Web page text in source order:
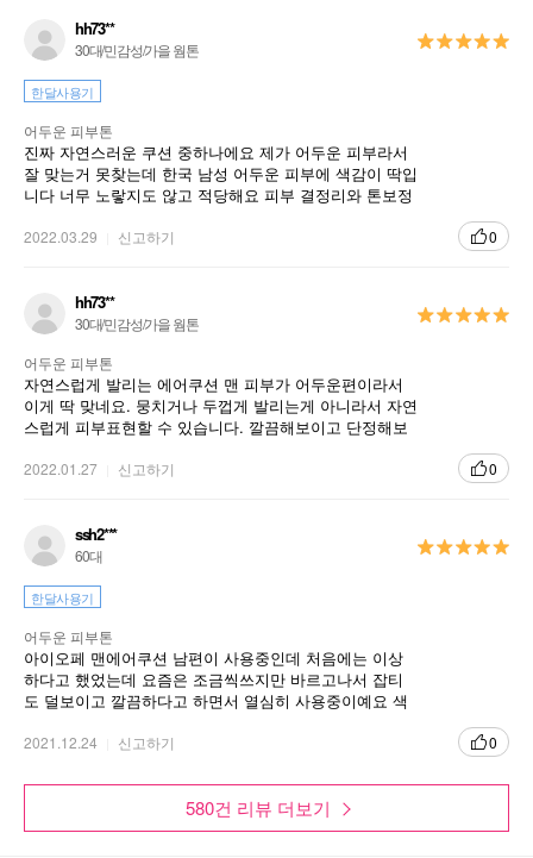
1 남성 피부 특징을 고려한 2 step 피부 스타일링
2 step : 피지 조절 파우더로 번들거임 없이 보송한 마무리
2 건강한 피부 케어
자외선과 미세먼지로부터 피부를 강력하게 보호하여 유해환경으
제품특징 사용방법
1. 용기 측면의 버튼을 눌러 뚜껑을 열어 줍니다.
2. 처음 사용하실 경우, 내캡 뚜껑을 열고 스티커
hh73**
30대/민감성/가을 웜톤
한달사용기
어두운 피부톤
진짜 자연스러운 쿠션 중하나에요 제가 어두운 피부라서
잘 맞는거 못찾는데 한국 남성 어두운 피부에 색감이 딱입
니다 너무 노랗지도 않고 적당해요 피부 결정리와 톤보정
2022.03.29 신고하기 0
hh73**
30대/민감성/가을 웜톤
어두운 피부톤
자연스럽게 발리는 에어쿠션 맨 피부가 어두운편이라서
이게 딱 맞네요. 뭉치거나 두껍게 발리는게 아니라서 자연
스럽게 피부표현할 수 있습니다. 깔끔해보이고 단정해보
2022.01.27 신고하기 0
ssh2***
60대
한달사용기
어두운 피부톤
아이오페 맨에어쿠션 남편이 사용중인데 처음에는 이상
하다고 했었는데 요즘은 조금씩쓰지만 바르고나서 잡티
도 덜보이고 깔끔하다고 하면서 열심히 사용중이예요 색
2021.12.24 신고하기 0
580건 리뷰 더보기